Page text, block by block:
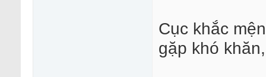
Cục khắc
gặp khó